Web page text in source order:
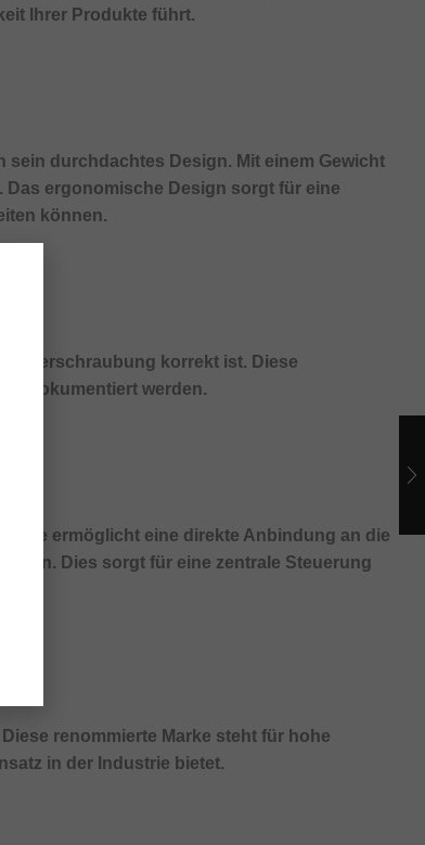
Ihrer Produkte führt.
durchdachtes Design. Mit einem Gewicht
ergonomische Design sorgt für eine
können.
Verschraubung korrekt ist. Diese
dokumentiert werden.
ermöglicht eine direkte Anbindung an die
Dies sorgt für eine zentrale Steuerung
renommierte Marke steht für hohe
in der Industrie bietet.